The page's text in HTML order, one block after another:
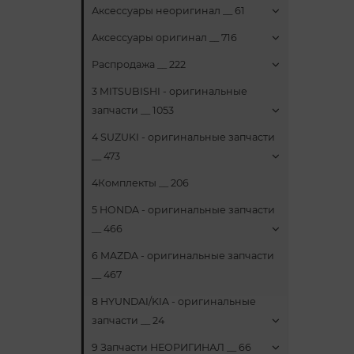
Аксессуары неоригинал __ 61
Аксессуары оригинал __ 716
Распродажа __ 222
3 MITSUBISHI - оригинальные
запчасти __ 1053
4 SUZUKI - оригинальные запчасти
__ 473
4Комплекты __ 206
5 HONDA - оригинальные запчасти
__ 466
6 MAZDA - оригинальные запчасти
__ 467
8 HYUNDAI/KIA - оригинальные
запчасти __ 24
9 Запчасти НЕОРИГИНАЛ __ 66